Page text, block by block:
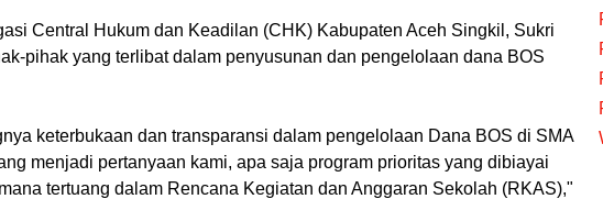
Central Hukum dan Keadilan (CHK) Kabupaten Aceh Singkil, Sukri
pihak yang terlibat dalam penyusunan dan pengelolaan dana BOS
keterbukaan dan transparansi dalam pengelolaan Dana BOS di SMA
menjadi pertanyaan kami, apa saja program prioritas yang dibiayai
tertuang dalam Rencana Kegiatan dan Anggaran Sekolah (RKAS),"